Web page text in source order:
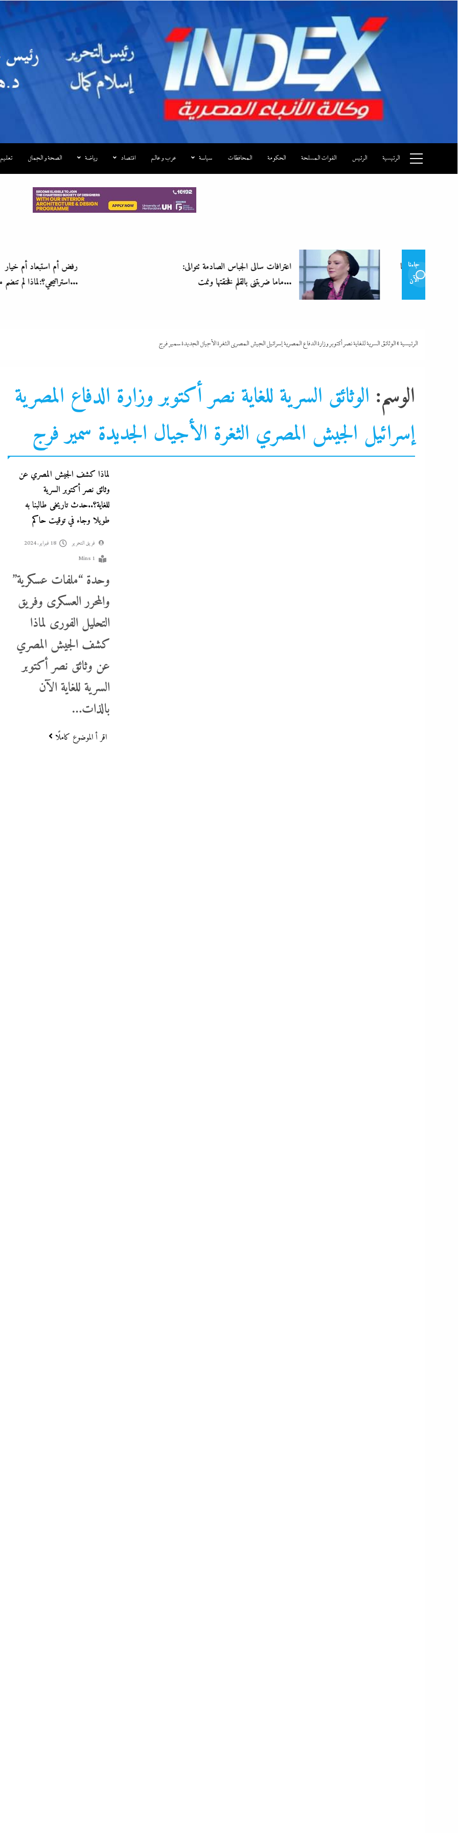
وكالة الأنباء المصرية|إندكس
الرئيسية الرئيس القوات المسلحة الحكومة المحافظات سياسة عرب و عالم اقتصاد رياضة الصحة و الجمال تعليم
جاءنا
الآن
رفض أم استبعاد أم خيار
اعترافات سالى الجباس الصادمة تتوالى:
ماما ضربتنى بالقلم فخنقتها ونمت...
الرئيسية»الوثائق السرية للغاية نصر أكتوبر وزارة الدفاع المصرية إسرائيل الجيش المصري الثغرة الأجيال الجديدة سمير فرج
الوسم: الوثائق السرية للغاية نصر أكتوبر وزارة الدفاع المصرية
إسرائيل الجيش المصري الثغرة الأجيال الجديدة سمير فرج
الشرق الأوسط القوات المسلحة تحقيقات جاءنا الآن رئيس التحرير سوشيال ميديا لازم تعرف ملفات عسكرية
نشرة الأخبار نشرة لايف وزارة الدفاع
لماذا كشف الجيش المصري عن
وثائق نصر أكتوبر السرية
للغاية؟..حدث تاريخى طالبنا به
طويلا وجاء في توقيت حاكم
فريق التحرير
18 فبراير، 2024
1 Mins
وحدة “ملفات عسكرية”
والمحرر العسكرى وفريق
التحليل الفورى لماذا
كشف الجيش المصري
عن وثائق نصر أكتوبر
السرية للغاية الآن
بالذات…
اقر أ الموضوع كاملًا